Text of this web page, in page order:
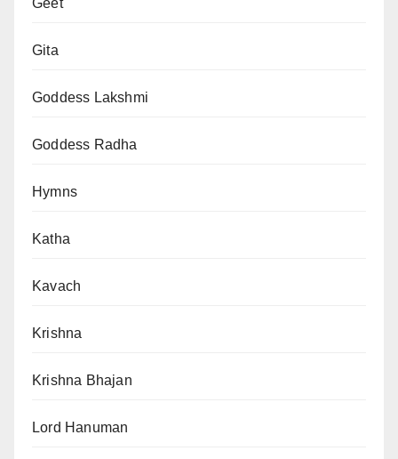
Geet
Gita
Goddess Lakshmi
Goddess Radha
Hymns
Katha
Kavach
Krishna
Krishna Bhajan
Lord Hanuman